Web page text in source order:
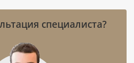
2027 года.
Lagoons (Al Hebiah 5),
метро:Mall of Emirates,
специалиста?